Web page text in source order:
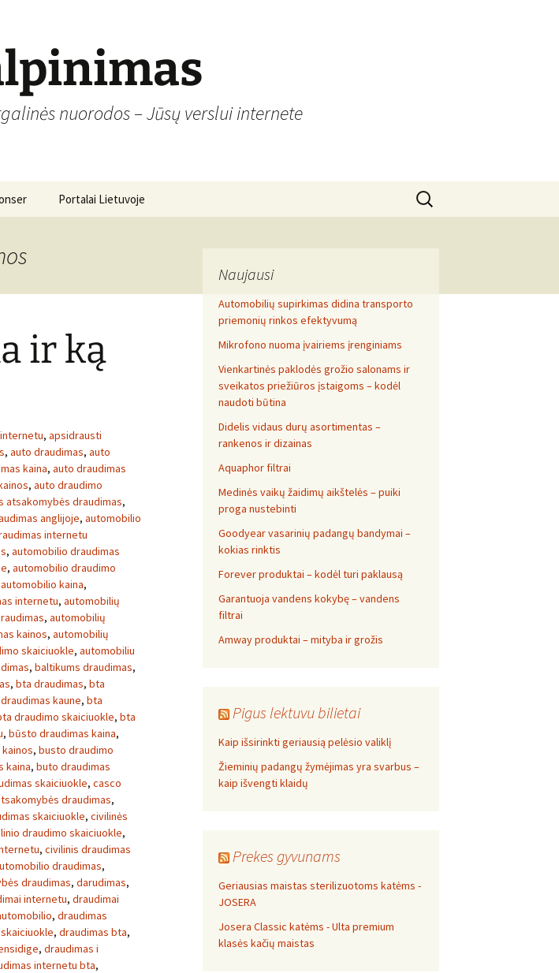
nuorodos – Jūsų verslui internete
Portalai Lietuvoje
Search
for:
ir ką
, apsidrausti
, auto draudimas, auto
kaina, auto draudimas
, auto draudimo
atsakomybės draudimas,
anglijoje, automobilio
internetu
, automobilio draudimas
, automobilio draudimo
automobilio kaina,
internetu, automobilių
, automobilių
kainos, automobilių
skaiciuokle, automobiliu
, baltikums draudimas,
, bta draudimas, bta
kaune, bta
draudimo skaiciuokle, bta
, būsto draudimas kaina,
, busto draudimo
kaina, buto draudimas
skaiciuokle, casco
draudimas,
skaiciuokle, civilinės
draudimo skaiciuokle,
, civilinis draudimas
draudimas,
draudimas, darudimas,
internetu, draudimai
, draudimas
, draudimas bta,
, draudimas i
internetu bta,
Naujausi
Automobilių supirkimas didina transporto
priemonių rinkos efektyvumą
Mikrofono nuoma įvairiems įrenginiams
Vienkartinės paklodės grožio salonams ir
sveikatos priežiūros įstaigoms – kodėl
naudoti būtina
Didelis vidaus durų asortimentas –
rankenos ir dizainas
Aquaphor filtrai
Medinės vaikų žaidimų aikštelės – puiki
proga nustebinti
Goodyear vasarinių padangų bandymai –
kokias rinktis
Forever produktai – kodėl turi paklausą
Garantuoja vandens kokybę – vandens
filtrai
Amway produktai – mityba ir grožis
Pigus lektuvu bilietai
Kaip išsirinkti geriausią pelėsio valiklį
Žieminių padangų žymėjimas yra svarbus –
kaip išvengti klaidų
Prekes gyvunams
Geriausias maistas sterilizuotoms katėms -
JOSERA
Josera Classic katėms - Ulta premium
klasės kačių maistas